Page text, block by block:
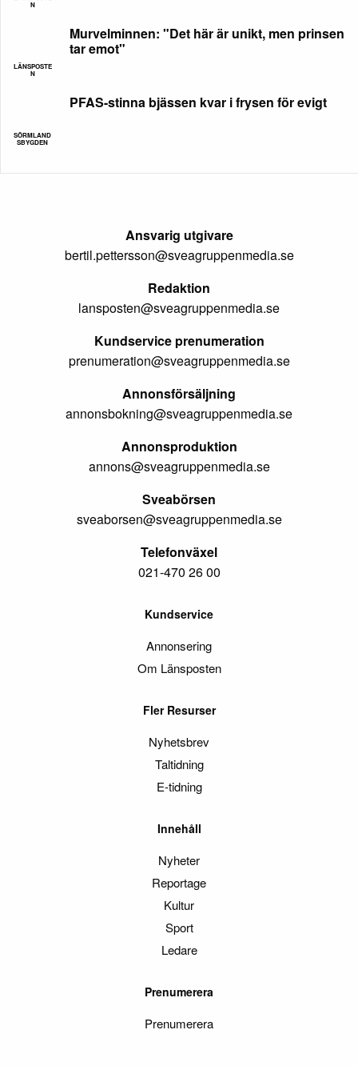
N
LÄNSPOSTE
N
Murvelminnen: "Det här är unikt, men prinsen
tar emot"
SÖRMLAND
SBYGDEN
PFAS-stinna bjässen kvar i frysen för evigt
Ansvarig utgivare
bertil.pettersson@sveagruppenmedia.se
Redaktion
lansposten@sveagruppenmedia.se
Kundservice prenumeration
prenumeration@sveagruppenmedia.se
Annonsförsäljning
annonsbokning@sveagruppenmedia.se
Annonsproduktion
annons@sveagruppenmedia.se
Sveabörsen
sveaborsen@sveagruppenmedia.se
Telefonväxel
021-470 26 00
Kundservice
Annonsering
Om Länsposten
Fler Resurser
Nyhetsbrev
Taltidning
E-tidning
Innehåll
Nyheter
Reportage
Kultur
Sport
Ledare
Prenumerera
Prenumerera